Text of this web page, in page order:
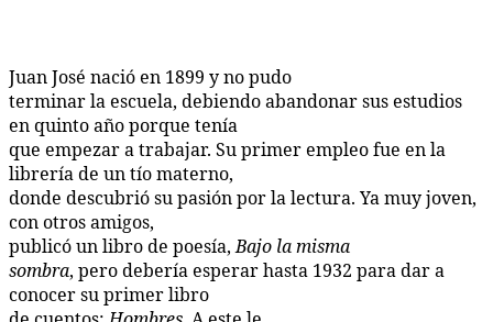
Juan José nació en 1899 y no pudo
terminar la escuela, debiendo abandonar sus estudios
en quinto año porque tenía
que empezar a trabajar. Su primer empleo fue en la
librería de un tío materno,
donde descubrió su pasión por la lectura. Ya muy joven,
con otros amigos,
publicó un libro de poesía,Bajo la misma
sombra, pero debería esperar hasta 1932 para dar a
conocer su primer libro